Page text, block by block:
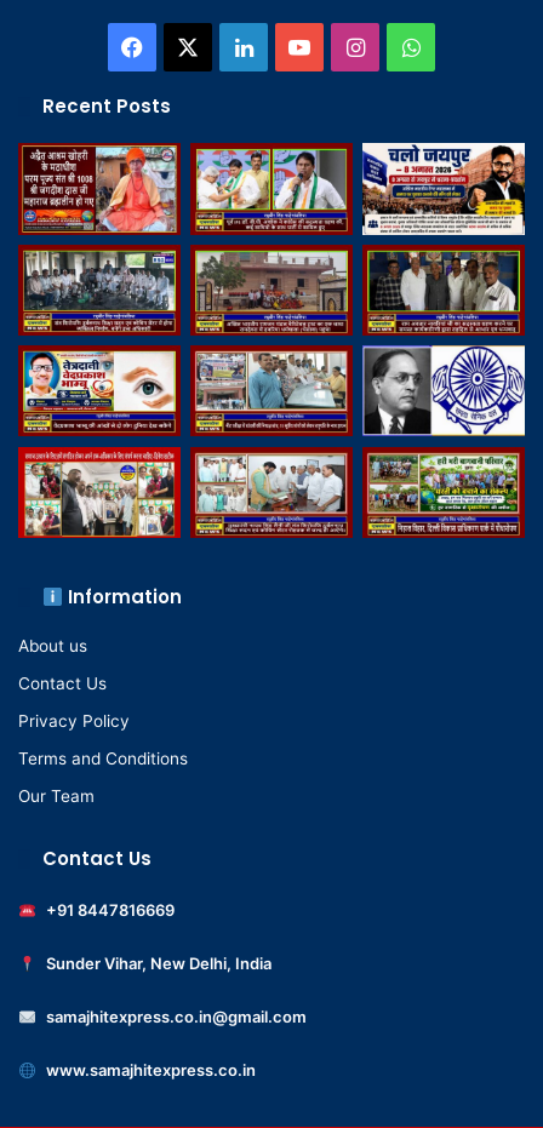
Facebook LinkedInYouTubeInstagramWhatsApp
Recent Posts
Information
About us
Contact Us
Privacy Policy
Terms and Conditions
Our Team
Contact Us
+91 8447816669
Sunder Vihar, New Delhi, India
samajhitexpress.co.in@gmail.com
www.samajhitexpress.co.in